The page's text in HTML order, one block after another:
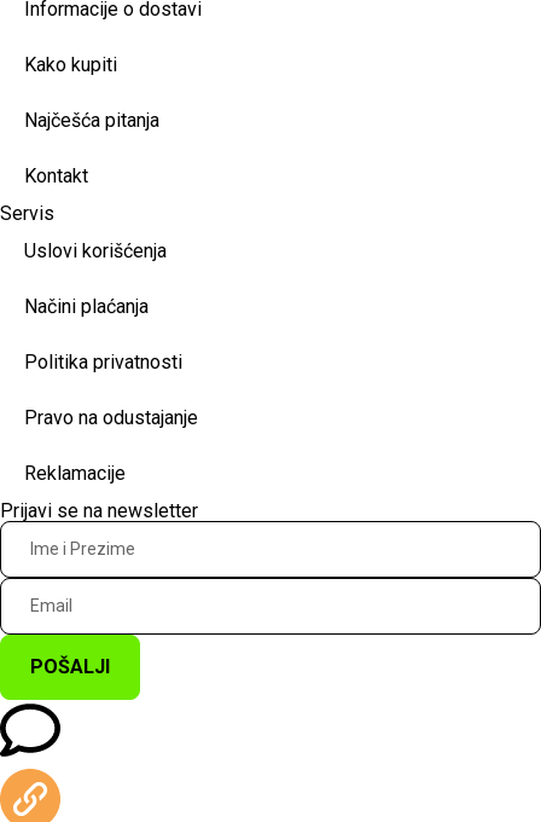
Informacije o dostavi
Kako kupiti
Najčešća pitanja
Kontakt
Servis
Uslovi korišćenja
Načini plaćanja
Politika privatnosti
Pravo na odustajanje
Reklamacije
Prijavi se na newsletter
POŠALJI